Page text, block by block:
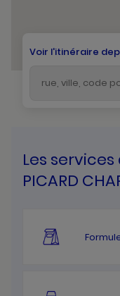
Voir l'itinéraire
Les
PICARD